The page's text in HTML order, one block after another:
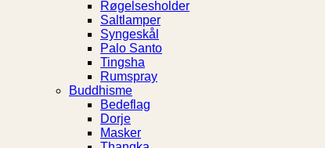
Røgelsesholder
Saltlamper
Syngeskål
Palo Santo
Tingsha
Rumspray
Buddhisme
Bedeflag
Dorje
Masker